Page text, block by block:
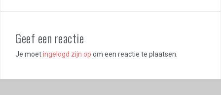
Geef een reactie
Je moetingelogd zijn op om een reactie te plaatsen.